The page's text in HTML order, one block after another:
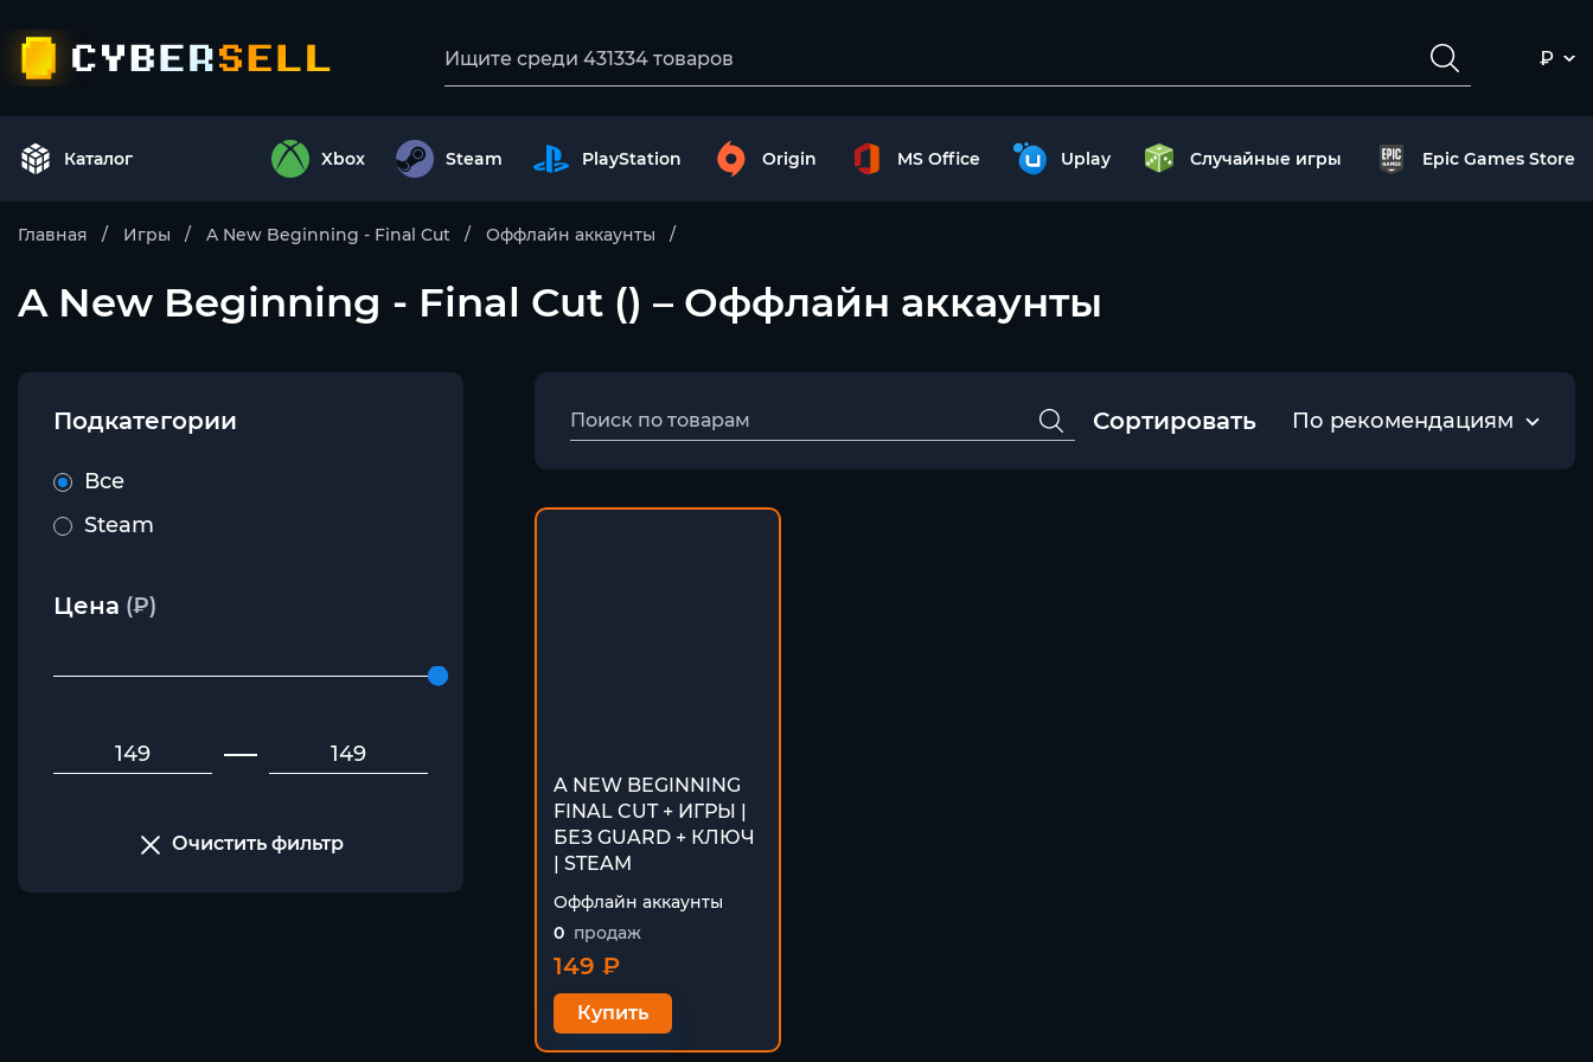
₽
Каталог Xbox Steam PlayStation Origin MS Office Uplay Случайные игры Epic Games Store
Главная Игры A New Beginning - Final Cut Оффлайн аккаунты
A New Beginning - Final Cut () – Оффлайн аккаунты
Подкатегории
Все
Steam
Цена (₽)
Очистить фильтр
Сортировать По рекомендациям
A NEW BEGINNING
FINAL CUT + ИГРЫ |
БЕЗ GUARD + КЛЮЧ
| STEAM
Оффлайн аккаунты
0 продаж
149 ₽
Купить